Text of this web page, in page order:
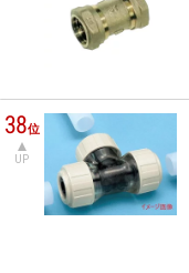
38位
UP